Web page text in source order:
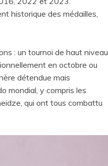
historique des médailles,
: un tournoi de haut niveau
en octobre ou
détendue mais
mondial, y compris les
qui ont tous combattu